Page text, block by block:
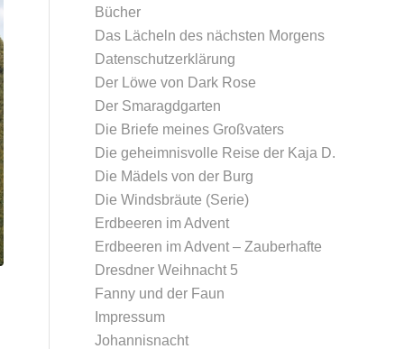
Bücher
Das Lächeln des nächsten Morgens
Datenschutz­erklärung
Der Löwe von Dark Rose
Der Smaragdgarten
Die Briefe meines Großvaters
Die geheimnisvolle Reise der Kaja D.
Die Mädels von der Burg
Die Windsbräute (Serie)
Erdbeeren im Advent
Erdbeeren im Advent – Zauberhafte
Dresdner Weihnacht 5
Fanny und der Faun
Impressum
Johannisnacht